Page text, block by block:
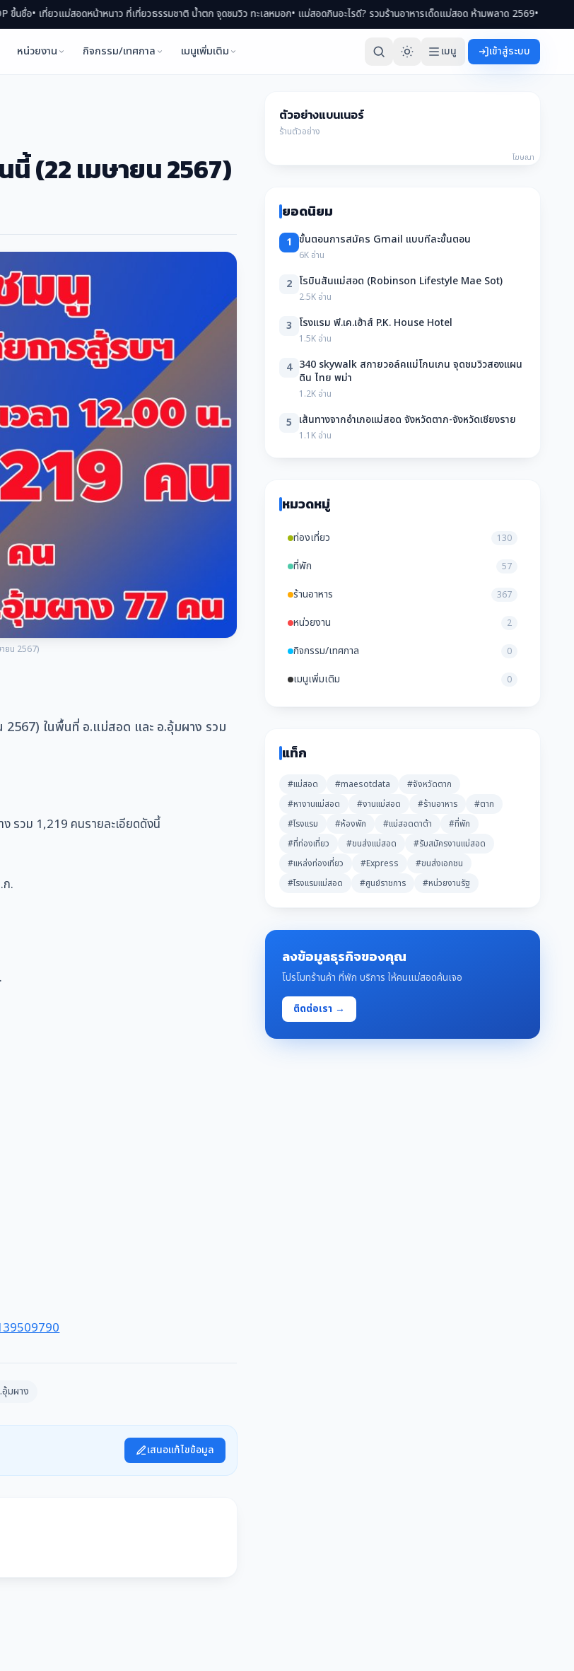
ยวแม่สอดหน้าหนาว ที่เที่ยวธรรมชาติ น้ำตก จุดชมวิว ทะเลหมอก• แม่สอดกินอะไรดี? รวมร้านอาหารเด็ดแม่สอด ห้ามพลาด 2569• เที่ยวแม่สอด 2 วัน
หน่วยงาน กิจกรรม/เทศกาล เมนูเพิ่มเติม เมนู เข้าสู่ระบบ
(22 เมษายน 2567)
ยน 2567)
ในพื้นที่ อ.แม่สอด และ อ.อุ้มผาง รวม
รวม 1,219 คนรายละเอียดดังนี้
.
มผาง
เสนอแก้ไขข้อมูล
ตัวอย่างแบนเนอร์
ร้านตัวอย่าง
โฆษณา
ยอดนิยม
1 ขั้นตอนการสมัคร Gmail แบบทีละขั้นตอน
6K อ่าน
2 โรบินสันแม่สอด (Robinson Lifestyle Mae Sot)
2.5K อ่าน
3 โรงแรม พี.เค.เฮ้าส์ P.K. House Hotel
1.5K อ่าน
4 340 skywalk สกายวอล์คแม่โกนเกน จุดชมวิวสองแผน
ดิน ไทย พม่า
1.2K อ่าน
5 เส้นทางจากอำเภอแม่สอด จังหวัดตาก-จังหวัดเชียงราย
1.1K อ่าน
หมวดหมู่
ท่องเที่ยว 130
ที่พัก 57
ร้านอาหาร 367
หน่วยงาน 2
กิจกรรม/เทศกาล 0
เมนูเพิ่มเติม 0
แท็ก
#แม่สอด #maesotdata
#จังหวัดตาก
#หางานแม่สอด
#งานแม่สอด #ร้านอาหาร
#ตาก
#โรงแรม
#ห้องพัก #แม่สอดดาต้า
#ที่พัก
#ที่ท่องเที่ยว
#ขนส่งแม่สอด
#รับสมัครงานแม่สอด
#แหล่งท่องเที่ยว
#Express
#ขนส่งเอกชน
#โรงแรมแม่สอด
#ศูนย์ราชการ #หน่วยงานรัฐ
ลงข้อมูลธุรกิจของคุณ
โปรโมทร้านค้า ที่พัก บริการ ให้คนแม่สอดค้นเจอ
ติดต่อเรา →